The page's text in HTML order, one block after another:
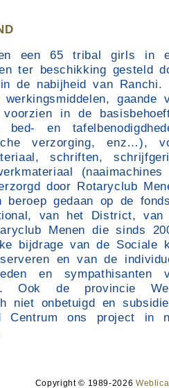
een 65 tribal girls in
ter beschikking gesteld
de nabijheid van Ranchi.
gaande
in de
en
verzorging, enz…),
schriften,
(naaimachines
door Rotaryclub
beroep gedaan op de
van het District, van
Menen die sinds
bijdrage van de Sociale
en van de
en sympathisanten
Ook de provincie
niet onbetuigd en
Centrum ons project in
Copyright © 1989-2026